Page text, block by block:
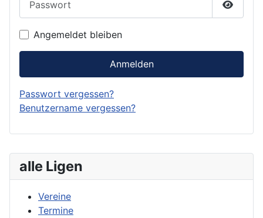
alle Ligen
Vereine
Termine
Angemeldet bleiben
Anmelden
Passwort vergessen?
Benutzername vergessen?